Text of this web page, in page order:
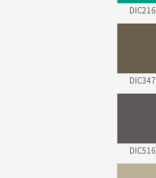
DIC216
DIC347
DIC516